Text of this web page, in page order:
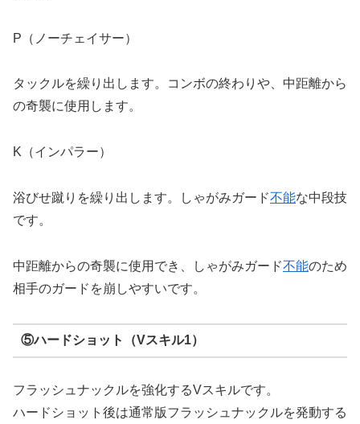
P（ノーチェイサー）
タックルを繰り出します。コンボの終わりや、中距離から
の奇襲に使用します。
K（インパラー）
浴びせ蹴りを繰り出します。しゃがみガード不能な中段技
です。
中距離からの奇襲に使用でき、しゃがみガード不能のため
相手のガードを崩しやすいです。
⑤ハードショット（Vスキル1）
フラッシュナックルを強化するVスキルです。
ハードショット後は通常版フラッシュナックルを発動する